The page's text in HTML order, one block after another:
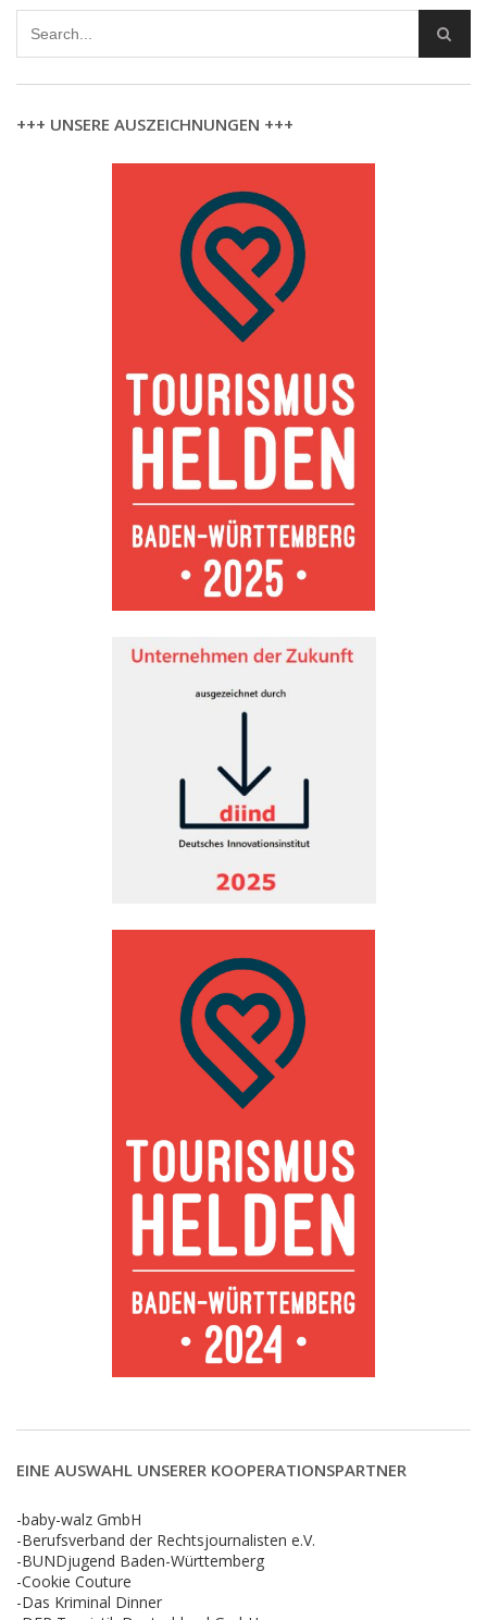
+++ UNSERE AUSZEICHNUNGEN +++
EINE AUSWAHL UNSERER KOOPERATIONSPARTNER
-baby-walz GmbH
-Berufsverband der Rechtsjournalisten e.V.
-BUNDjugend Baden-Württemberg
-Cookie Couture
-Das Kriminal Dinner